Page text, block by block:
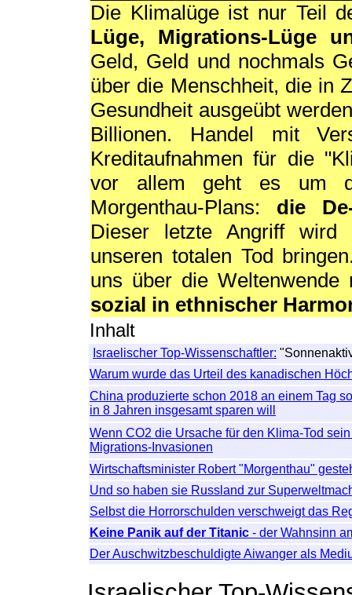
Die Klimalüge ist nur Teil
Lüge, Migrations-Lüge
Geld, Geld und nochmals
über die Menschheit, die in
Gesundheit ausgeübt
Billionen. Handel mit
Kreditaufnahmen für die
vor allem geht es um
Morgenthau-Plans: die
Dieser letzte Angriff wird
unseren totalen Tod
uns über die
sozial in ethnischer
Inhalt
Israelischer Top-Wissenschaftler:
Warum wurde das Urteil des kanadischen
China produzierte schon 2018 an einem Tag
in 8 Jahren insgesamt sparen will
Wenn CO2 die Ursache für den Klima-Tod
Migrations-Invasionen
Wirtschaftsminister Robert "Morgenthau"
Und so haben sie Russland zur
Selbst die Horrorschulden verschweigt das
Keine Panik auf der Titanic - der Wahnsinn
Der Auschwitzbeschuldigte Aiwanger als